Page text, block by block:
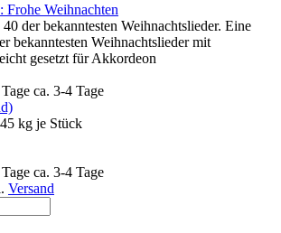
Weihnachten
der bekanntesten Weihnachtslieder. Eine
bekanntesten Weihnachtslieder mit
gesetzt für Akkordeon
ca. 3-4 Tage
kg je Stück
ca. 3-4 Tage
Versand